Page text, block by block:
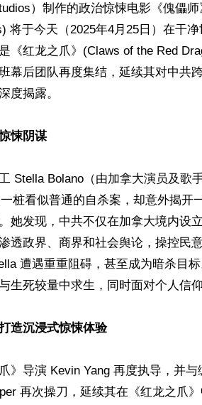
）制作的政治惊悚电影《傀儡师
将于今天（2025年4月25日）在干净
《红龙之爪》(Claws of the Red
幕后团队再度集结，延续其对中共
度揭露。
悚阴谋
Stella Bolano（由加拿大演员及歌
桩看似普通的自杀案，却意外揭开
她发现，中共不仅在加拿大境内设
透政界、商界和社会舆论，操控民
遭遇重重阻碍，甚至成为暗杀目
生死较量中求生，同时面对个人信
造沉浸式惊悚体验
》导演 Kevin Yang 再度执导，并
再次操刀，延续其在《红龙之爪